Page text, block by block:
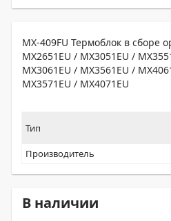
MX-409FU Термоблок в сборе
MX2651EU / MX3051EU /
MX3061EU / MX3561EU /
MX3571EU / MX4071EU
Тип
Производитель
В наличии